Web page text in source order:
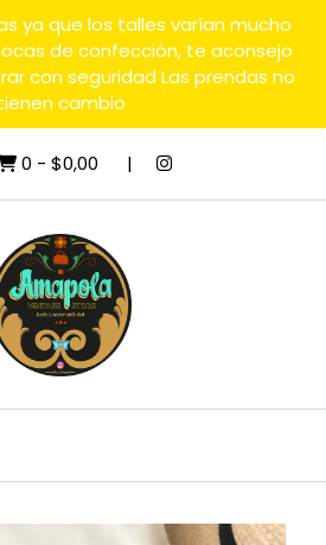
ya que los talles varían mucho
de confección, te aconsejo
con seguridad Las prendas no
cambio
0 - $0,00